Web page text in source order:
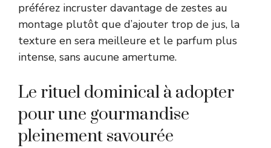
préférez incruster davantage de zestes au
montage plutôt que d’ajouter trop de jus, la
texture en sera meilleure et le parfum plus
intense, sans aucune amertume.
Le rituel dominical à adopter
pour une gourmandise
pleinement savourée